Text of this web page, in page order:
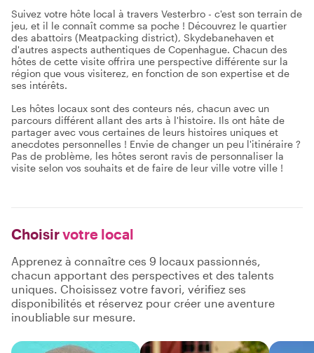
Suivez votre hôte local à travers Vesterbro - c'est son terrain de
jeu, et il le connaît comme sa poche ! Découvrez le quartier
des abattoirs (Meatpacking district), Skydebanehaven et
d'autres aspects authentiques de Copenhague. Chacun des
hôtes de cette visite offrira une perspective différente sur la
région que vous visiterez, en fonction de son expertise et de
ses intérêts.
Les hôtes locaux sont des conteurs nés, chacun avec un
parcours différent allant des arts à l'histoire. Ils ont hâte de
partager avec vous certaines de leurs histoires uniques et
anecdotes personnelles ! Envie de changer un peu l'itinéraire ?
Pas de problème, les hôtes seront ravis de personnaliser la
visite selon vos souhaits et de faire de leur ville votre ville !
Choisirvotre local
Apprenez à connaître ces 9 locaux passionnés,
chacun apportant des perspectives et des talents
uniques. Choisissez votre favori, vérifiez ses
disponibilités et réservez pour créer une aventure
inoubliable sur mesure.